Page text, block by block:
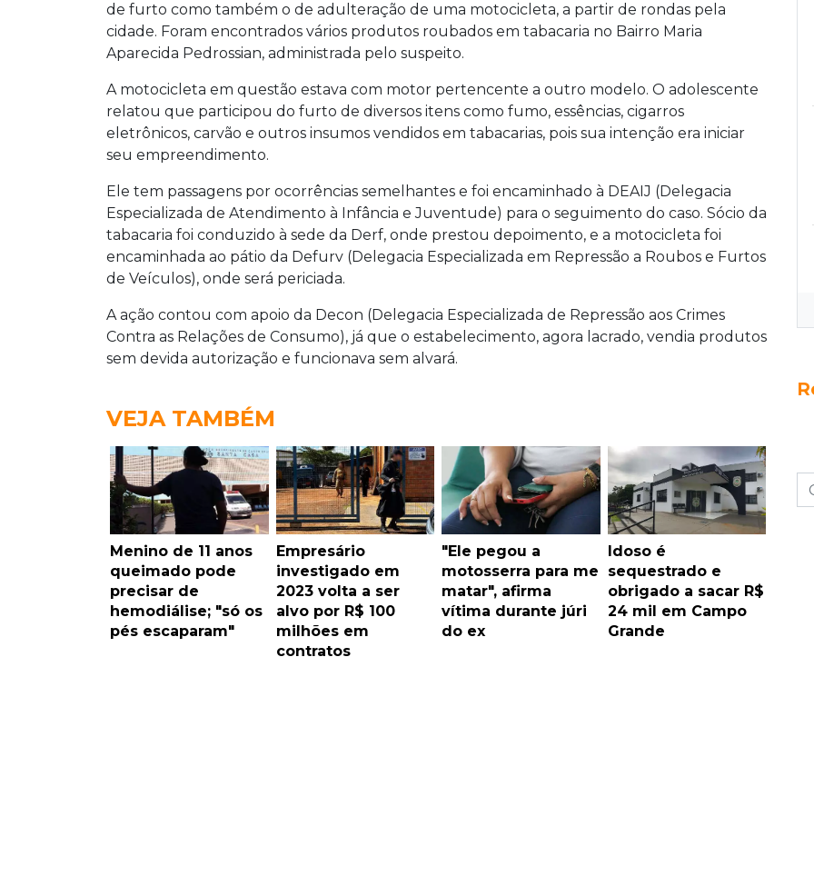
de furto como também o de adulteração de uma motocicleta, a partir de rondas pela
cidade. Foram encontrados vários produtos roubados em tabacaria no Bairro Maria
Aparecida Pedrossian, administrada pelo suspeito.
A motocicleta em questão estava com motor pertencente a outro modelo. O adolescente
relatou que participou do furto de diversos itens como fumo, essências, cigarros
eletrônicos, carvão e outros insumos vendidos em tabacarias, pois sua intenção era iniciar
seu empreendimento.
Ele tem passagens por ocorrências semelhantes e foi encaminhado à DEAIJ (Delegacia
Especializada de Atendimento à Infância e Juventude) para o seguimento do caso. Sócio da
tabacaria foi conduzido à sede da Derf, onde prestou depoimento, e a motocicleta foi
encaminhada ao pátio da Defurv (Delegacia Especializada em Repressão a Roubos e Furtos
de Veículos), onde será periciada.
A ação contou com apoio da Decon (Delegacia Especializada de Repressão aos Crimes
Contra as Relações de Consumo), já que o estabelecimento, agora lacrado, vendia produtos
sem devida autorização e funcionava sem alvará.
VEJA TAMBÉM
Menino de 11 anos
queimado pode
precisar de
hemodiálise; "só os
pés escaparam"
Empresário
investigado em
2023 volta a ser
alvo por R$ 100
milhões em
contratos
"Ele pegou a
motosserra para me
matar", afirma
vítima durante júri
do ex
Idoso é
sequestrado e
obrigado a sacar R$
24 mil em Campo
Grande